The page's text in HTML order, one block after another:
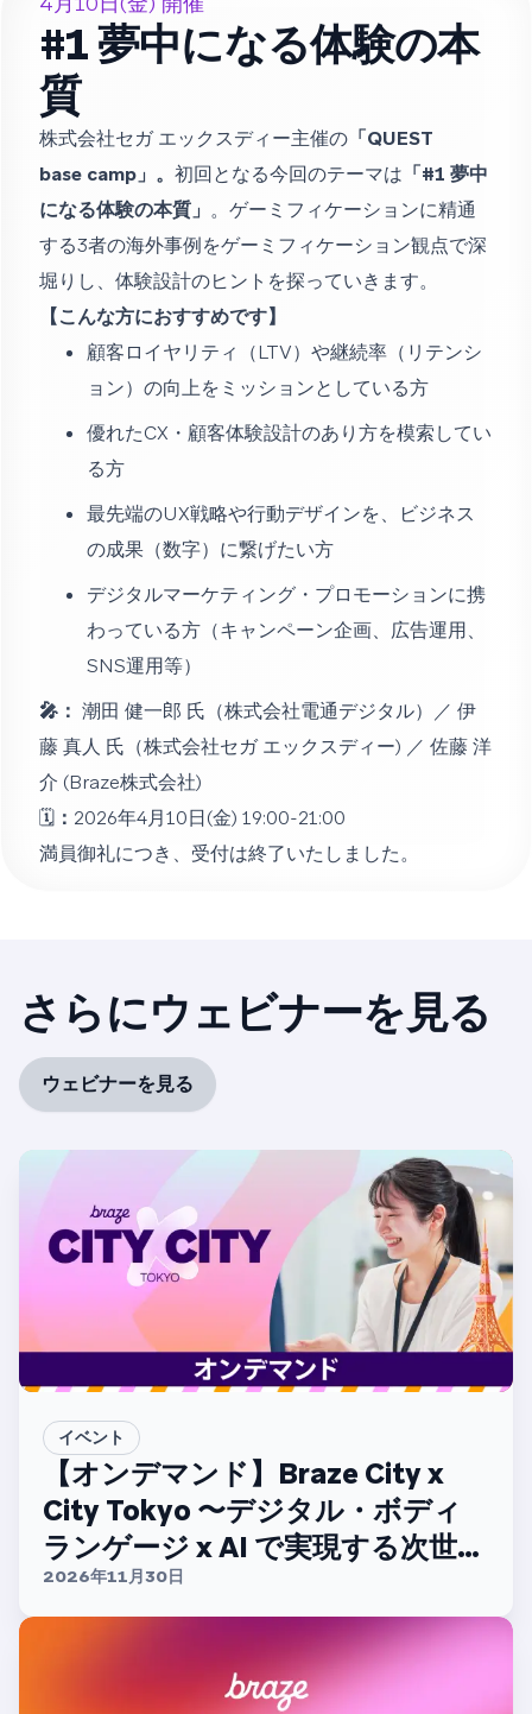
#1 夢中になる体験の本
質
株式会社セガ エックスディー主催の 「QUEST
base camp」。 初回となる今回のテーマは 「#1 夢中
になる体験の本質」 。ゲーミフィケーションに精通
する3者の海外事例をゲーミフィケーション観点で深
堀りし、体験設計のヒントを探っていきます。
【こんな方におすすめです】
顧客ロイヤリティ（LTV）や継続率（リテンシ
ョン）の向上をミッションとしている方
優れたCX・顧客体験設計のあり方を模索してい
る方
最先端のUX戦略や行動デザインを、ビジネス
の成果（数字）に繋げたい方
デジタルマーケティング・プロモーションに携
わっている方（キャンペーン企画、広告運用、
SNS運用等）
🎤： 潮田 健一郎 氏（株式会社電通デジタル）／ 伊
藤 真人 氏（株式会社セガ エックスディー) ／ 佐藤 洋
介 (Braze株式会社)
🗓️ ： 2026年4月10日(金) 19:00-21:00
満員御礼につき、受付は終了いたしました。
さらにウェビナーを見る
ウェビナーを見る
イベント
【オンデマンド】Braze City x
City Tokyo 〜デジタル・ボディ
ランゲージ x AI で実現する次世代
CX〜
2026年11月30日